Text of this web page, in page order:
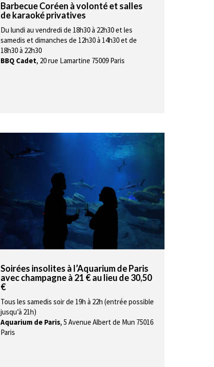
Barbecue Coréen à volonté et salles
de karaoké privatives
Du lundi au vendredi de 18h30 à 22h30 et les
samedis et dimanches de 12h30 à 14h30 et de
18h30 à 22h30
BBQ Cadet, 20 rue Lamartine 75009 Paris
Soirées insolites à l’Aquarium de Paris
avec champagne à 21 € au lieu de 30,50
€
Tous les samedis soir de 19h à 22h (entrée possible
jusqu’à 21h)
Aquarium de Paris, 5 Avenue Albert de Mun 75016
Paris